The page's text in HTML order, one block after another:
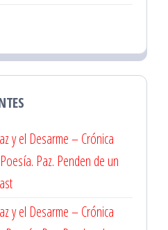
y el Desarme – Crónica
Poesía. Paz. Penden de un
y el Desarme – Crónica